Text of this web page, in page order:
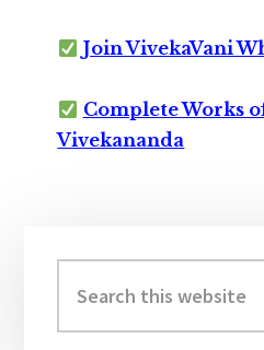
Join VivekaVani
Complete Works
Vivekananda
Sidebar
this
website